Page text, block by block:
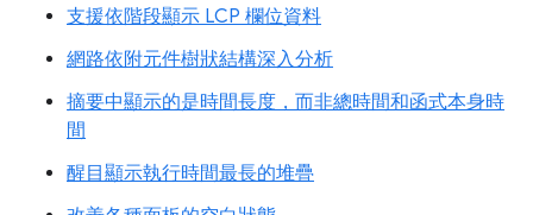
支援依階段顯示 LCP 欄位資料
網路依附元件樹狀結構深入分析
摘要中顯示的是時間長度，而非總時間和函式本身時
間
醒目顯示執行時間最長的堆疊